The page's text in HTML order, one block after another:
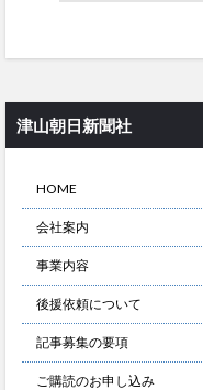
津山朝日新聞社
HOME
会社案内
事業内容
後援依頼について
記事募集の要項
ご購読のお申し込み